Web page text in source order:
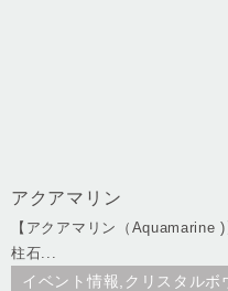
アクアマリン
【アクアマリン（
柱石...
イベント情報,クリスタル